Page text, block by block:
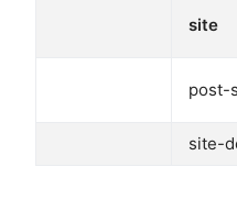
site
post-
site-